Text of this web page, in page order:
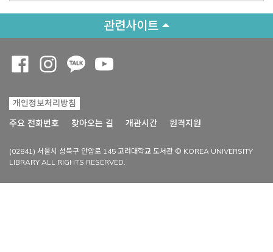
관련사이트
개인정보처리방침
주요 전화번호
찾아오는 길 개관시간 원격지원
(02841) 서울시 성북구 안암로 145 고려대학교 도서관 © KOREA UNIVERSITY
LIBRARY ALL RIGHTS RESERVED.
Opens a new window
Opens a new window
Opens a new window